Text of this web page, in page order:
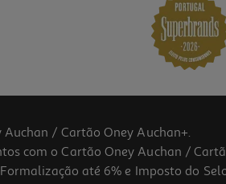
/ Cartão Oney Auchan+.
com o Cartão Oney Auchan /
até 6% e Imposto do